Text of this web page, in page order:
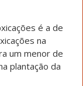
é a de
na
um menor de
plantação da